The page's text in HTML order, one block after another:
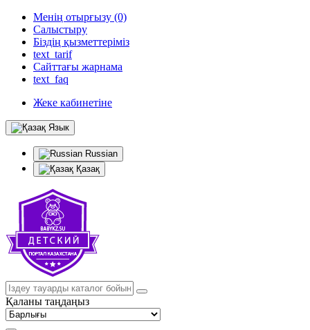
Менің отырғызу (0)
Салыстыру
Біздің қызметтеріміз
text_tarif
Сайттағы жарнама
text_faq
Жеке кабинетіне
Язык
Russian
Қазақ
Қаланы таңдаңыз